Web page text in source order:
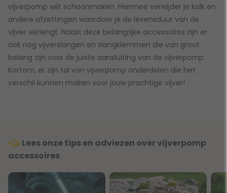
vijverpomp wilt schoonmaken. Hiermee verwijder je kalk en
andere afzettingen waardoor je de levensduur van de
vijver verlengt. Naast deze belangrijke accessoires zijn er
ook nog vijverslangen en slangklemmen die van groot
belang zijn voor de juiste aansluiting van de vijverpomp.
Kortom, er zijn tal van vijverpomp onderdelen die het
verschil kunnen maken voor jouw prachtige vijver!
Lees onze tips en adviezen over vijverpomp
accessoires